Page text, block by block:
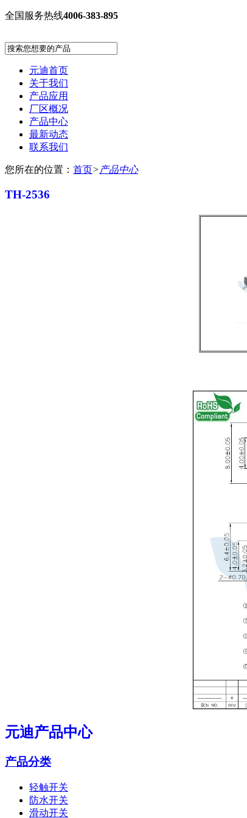
全国服务热线4006-383-895
元迪首页
关于我们
产品应用
厂区概况
产品中心
最新动态
联系我们
您所在的位置： 首页>产品中心
TH-2536
元迪产品中心
产品分类
轻触开关
防水开关
滑动开关